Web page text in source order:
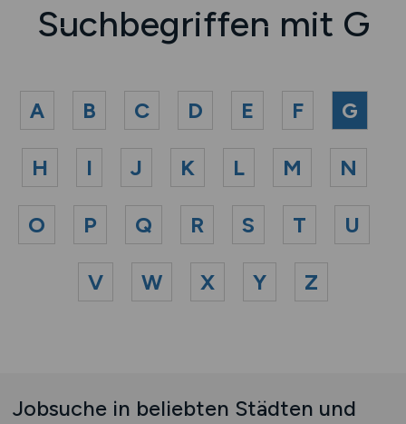
Suchbegriffen mit G
A B C D E F G
H I J K L M N
O P Q R S T U
V W X Y Z
Jobsuche in beliebten Städten und